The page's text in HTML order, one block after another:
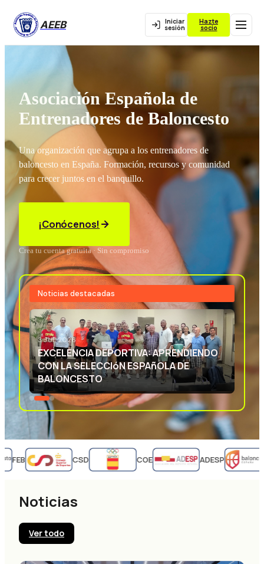
AEEB Iniciar
sesión
Hazte
socio
Asociación Española de
Entrenadores de Baloncesto
Una organización que agrupa a los entrenadores de
baloncesto en España. Formación, recursos y comunidad
para crecer juntos en el banquillo.
¡Conócenos!
Crea tu cuenta gratuita · Sin compromiso
Noticias destacadas
3 JUL 2026
EXCELENCIA DEPORTIVA: APRENDIENDO
CON LA SELECCIóN ESPAñOLA DE
BALONCESTO
FEB CSD COE ADESP
Noticias
Ver todo